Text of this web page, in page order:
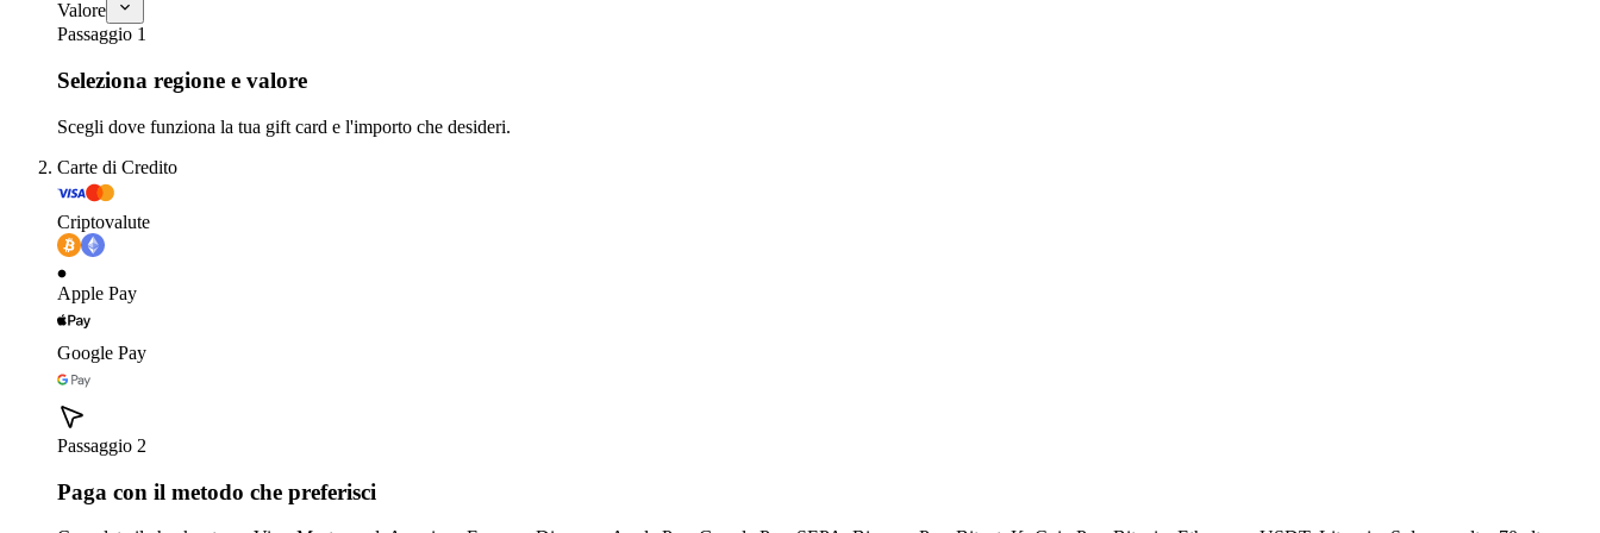
Valore
Passaggio 1
Seleziona regione e valore
Scegli dove funziona la tua gift card e l'importo che desideri.
Carte di Credito
Criptovalute
Apple Pay
Google Pay
Passaggio 2
Paga con il metodo che preferisci